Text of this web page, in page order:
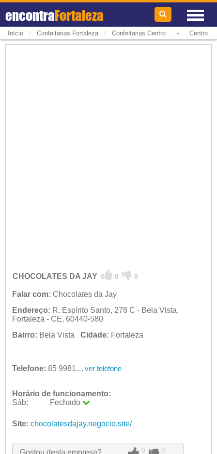
encontraFortaleza
Início / Confeitarias Fortaleza / Confeitarias Centro- Centro
CHOCOLATES DA JAY 0 0
Falar com: Chocolates da Jay
Endereço: R. Espírito Santo, 278 C - Bela Vista,
Fortaleza - CE, 60440-580
Bairro: Bela Vista Cidade: Fortaleza
Telefone: 85 99819-4356 ver telefone
Horário de funcionamento:
Sáb:
Fechado
Ter:
09:00 - 18:00
Qui:
09:00 - 18:00
Sex:
09:00 - 18:00
Site: chocolatesdajay.negocio.site/
0 0